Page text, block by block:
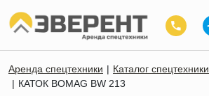
Аренда спецтехники Каталог спецтехники
КАТОК BOMAG BW 213